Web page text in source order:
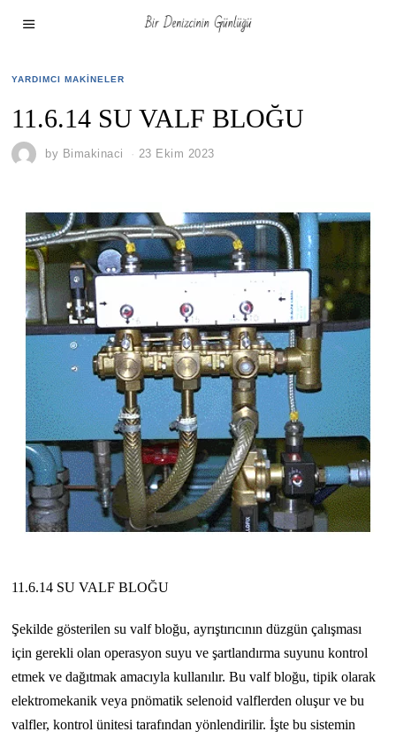
YARDIMCI MAKINELER
11.6.14 SU VALF BLOĞU
by Bimakinaci 23 Ekim 2023
11.6.14 SU VALF BLOĞU
Şekilde gösterilen su valf bloğu, ayrıştırıcının düzgün çalışması
için gerekli olan operasyon suyu ve şartlandırma suyunu kontrol
etmek ve dağıtmak amacıyla kullanılır. Bu valf bloğu, tipik olarak
elektromekanik veya pnömatik selenoid valflerden oluşur ve bu
valfler, kontrol ünitesi tarafından yönlendirilir. İşte bu sistemin